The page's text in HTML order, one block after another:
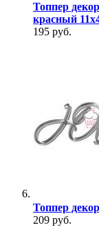
Топпер
красный
195 руб.
Топпер
209 руб.